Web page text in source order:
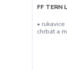
FF TERN
•
chrbát a